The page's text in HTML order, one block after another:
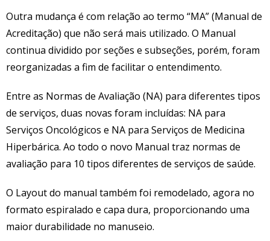
Outra mudança é com relação ao termo “MA” (Manual de
Acreditação) que não será mais utilizado. O Manual
continua dividido por seções e subseções, porém, foram
reorganizadas a fim de facilitar o entendimento.
Entre as Normas de Avaliação (NA) para diferentes tipos
de serviços, duas novas foram incluídas: NA para
Serviços Oncológicos e NA para Serviços de Medicina
Hiperbárica. Ao todo o novo Manual traz normas de
avaliação para 10 tipos diferentes de serviços de saúde.
O Layout do manual também foi remodelado, agora no
formato espiralado e capa dura, proporcionando uma
maior durabilidade no manuseio.